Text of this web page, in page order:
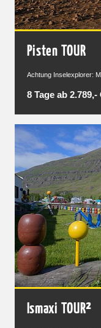
Pisten TOUR
Achtung Inselexplorer:
8 Tage ab
Ismaxi TOUR²